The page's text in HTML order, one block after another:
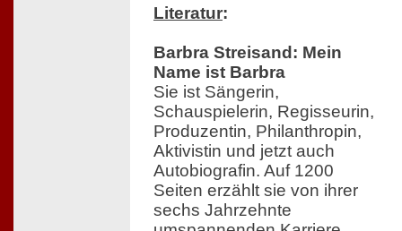
Literatur:
Barbra Streisand: Mein
Name ist Barbra
Sie ist Sängerin,
Schauspielerin, Regisseurin,
Produzentin, Philanthropin,
Aktivistin und jetzt auch
Autobiografin. Auf 1200
Seiten erzählt sie von ihrer
sechs Jahrzehnte